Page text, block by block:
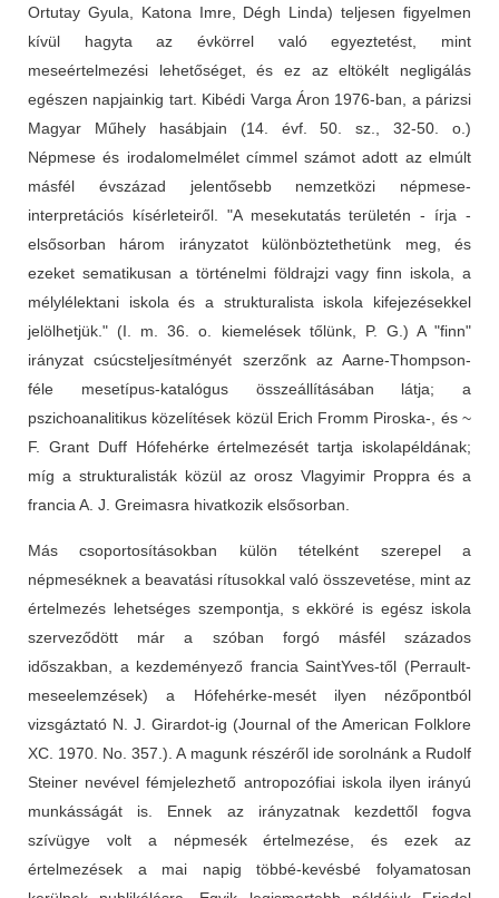
Ortutay Gyula, Katona Imre, Dégh Linda) teljesen figyelmen
kívül hagyta az évkörrel való egyeztetést, mint
meseértelmezési lehetőséget, és ez az eltökélt negligálás
egészen napjainkig tart. Kibédi Varga Áron 1976-ban, a párizsi
Magyar Műhely hasábjain (14. évf. 50. sz., 32-50. o.)
Népmese és irodalomelmélet címmel számot adott az elmúlt
másfél évszázad jelentősebb nemzetközi népmese-
interpretációs kísérleteiről. "A mesekutatás területén - írja -
elsősorban három irányzatot különböztethetünk meg, és
ezeket sematikusan a történelmi földrajzi vagy finn iskola, a
mélylélektani iskola és a strukturalista iskola kifejezésekkel
jelölhetjük." (I. m. 36. o. kiemelések tőlünk, P. G.) A "finn"
irányzat csúcsteljesítményét szerzőnk az Aarne-Thompson-
féle mesetípus-katalógus összeállításában látja; a
pszichoanalitikus közelítések közül Erich Fromm Piroska-, és ~
F. Grant Duff Hófehérke értelmezését tartja iskolapéldának;
míg a strukturalisták közül az orosz Vlagyimir Proppra és a
francia A. J. Greimasra hivatkozik elsősorban.
Más csoportosításokban külön tételként szerepel a
népmeséknek a beavatási rítusokkal való összevetése, mint az
értelmezés lehetséges szempontja, s ekköré is egész iskola
szerveződött már a szóban forgó másfél százados
időszakban, a kezdeményező francia SaintYves-től (Perrault-
meseelemzések) a Hófehérke-mesét ilyen nézőpontból
vizsgáztató N. J. Girardot-ig (Journal of the American Folklore
XC. 1970. No. 357.). A magunk részéről ide sorolnánk a Rudolf
Steiner nevével fémjelezhető antropozófiai iskola ilyen irányú
munkásságát is. Ennek az irányzatnak kezdettől fogva
szívügye volt a népmesék értelmezése, és ezek az
értelmezések a mai napig többé-kevésbé folyamatosan